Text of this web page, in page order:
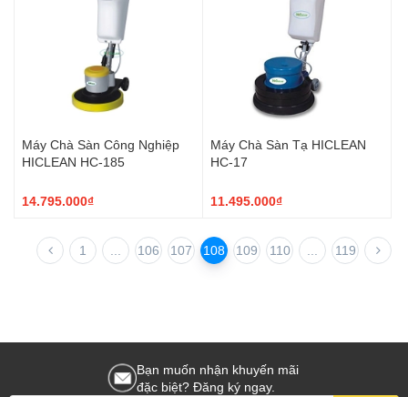
Máy Chà Sàn Công Nghiệp
HICLEAN HC-185
14.795.000₫
Máy Chà Sàn Tạ HICLEAN
HC-17
11.495.000₫
1 106 107 108 109 110 119
Bạn muốn nhận khuyến mãi
đặc biệt? Đăng ký ngay.